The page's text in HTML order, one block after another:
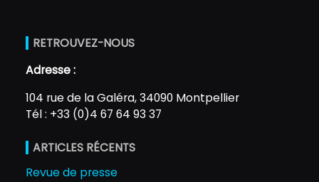
RETROUVEZ-NOUS
Adresse :
104 rue de la Galéra, 34090 Montpellier
Tél : +33 (0)4 67 64 93 37
ARTICLES RÉCENTS
Revue de presse